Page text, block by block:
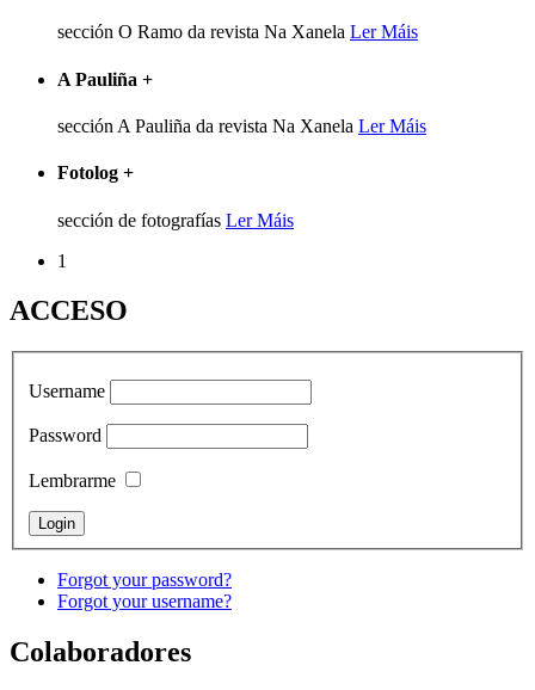
sección O Ramo da revista Na Xanela Ler Máis
A Pauliña +
sección A Pauliña da revista Na Xanela Ler Máis
Fotolog +
sección de fotografías Ler Máis
1
ACCESO
Username
Password
Lembrarme
Forgot your password?
Forgot your username?
Colaboradores